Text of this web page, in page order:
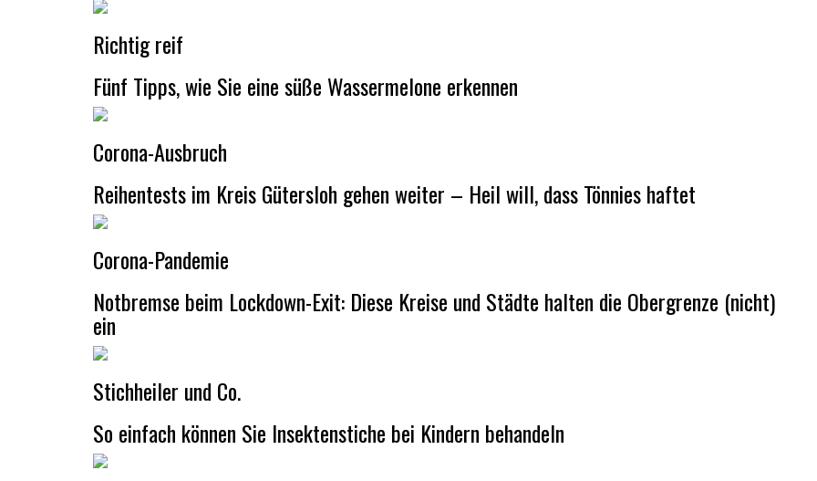
Richtig reif
Fünf Tipps, wie Sie eine süße Wassermelone erkennen
Corona-Ausbruch
Reihentests im Kreis Gütersloh gehen weiter – Heil will, dass Tönnies haftet
Corona-Pandemie
Notbremse beim Lockdown-Exit: Diese Kreise und Städte halten die Obergrenze (nicht)
ein
Stichheiler und Co.
So einfach können Sie Insektenstiche bei Kindern behandeln